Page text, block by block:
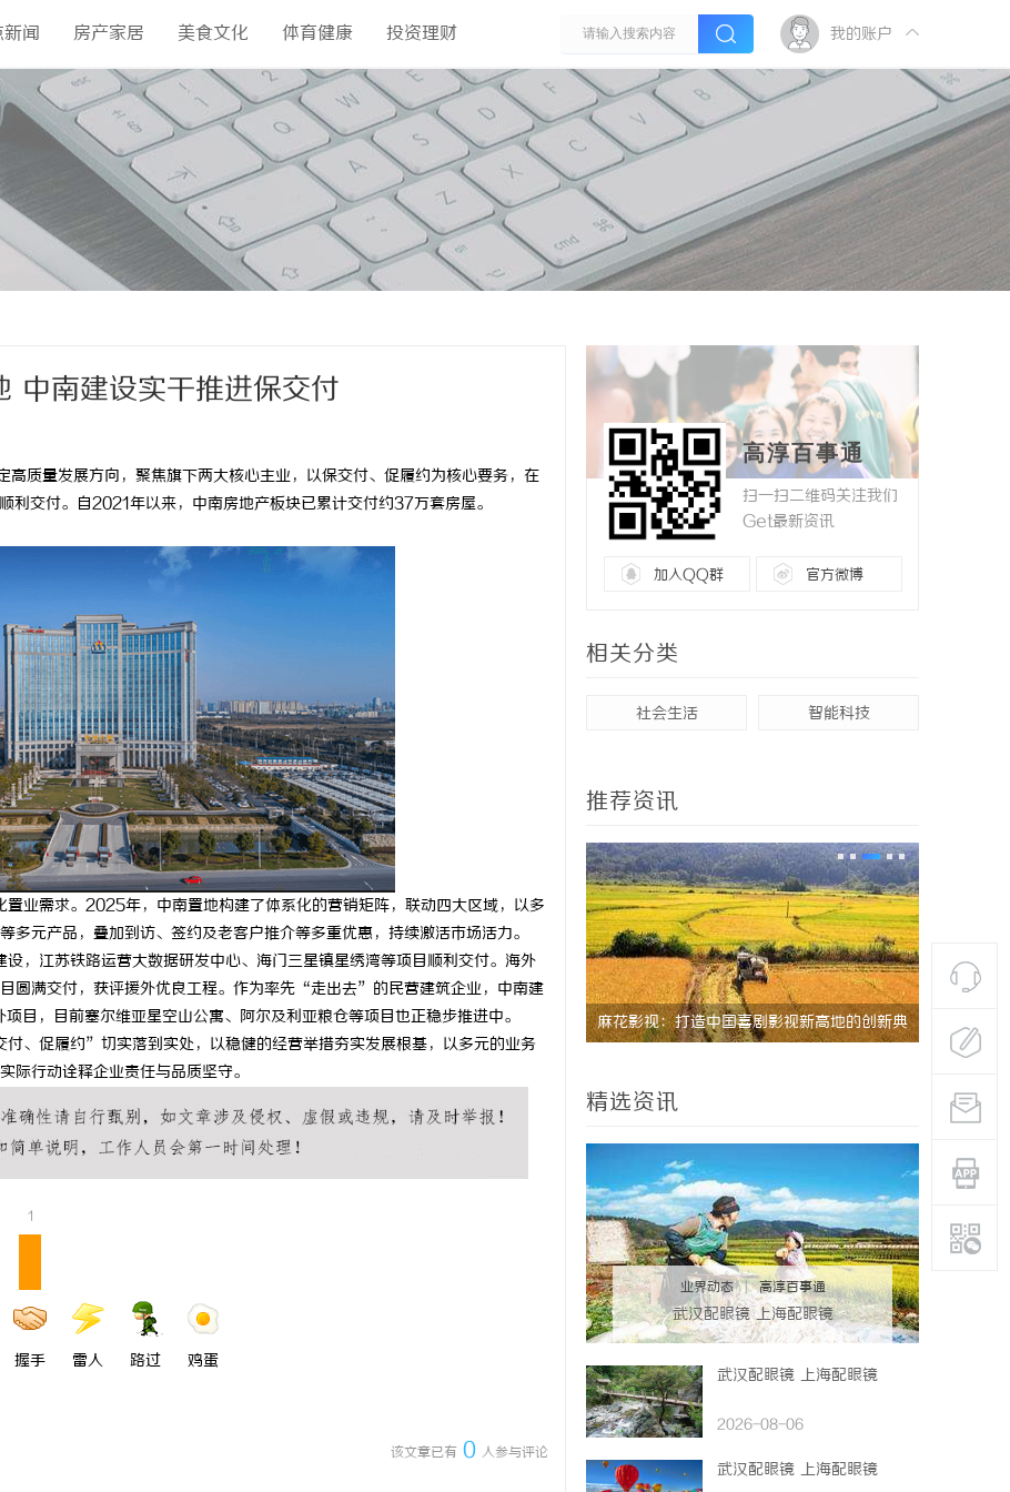
闻 房产家居 美食文化 体育健康 投资理财 我的账户
中南建设实干推进保交付
量发展方向，聚焦旗下两大核心主业，以保交付、促履约为核心要务，在
交付。自2021年以来，中南房地产板块已累计交付约37万套房屋。
业需求。 2025年，中南置地构建了体系化的营销矩阵，联动四大区域，以多
元产品，叠加到访、签约及老客户推介等多重优惠，持续激活市场活力。
江苏铁路运营大数据研发中心、海门三星镇星绣湾等项目顺利交付。海外
圆满交付，获评援外优良工程。作为率先 “走出去”的民营建筑企业，中南建
目，目前塞尔维亚星空山公寓、阿尔及利亚粮仓等项目也正稳步推进中。
付、促履约”切实落到实处，以稳健的经营举措夯实发展根基，以多元的业务
际行动诠释企业责任与品质坚守。
1
握手 雷人 路过 鸡蛋
该文章已有 0 人参与评论
高淳百事通
扫一扫二维码关注我们
Get最新资讯
加入QQ群 官方微博
相关分类
社会生活 智能科技
推荐资讯
遇见“纸巾危机” 麻花影视：打造中国喜剧影视新高地的创新典 武汉配眼镜 上海配眼镜 高精密光
精选资讯
业界动态 | 高淳百事通
武汉配眼镜 上海配眼镜
武汉配眼镜 上海配眼镜
2026-08-06
武汉配眼镜 上海配眼镜